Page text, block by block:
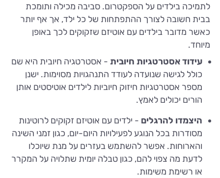
לתמיכה בילדים על הספקטרום. סביבה מכילה ותומכת
בבית חשובה לצורך ההתפתחות של כל ילד, אך אף יותר
כאשר מדובר בילדים עם אוטיזם שזקוקים לכך באופן
מיוחד.
עידוד אסטרטגיות חיובית - אסטרטגיה חיובית היא שם
כולל לגישה שנועדה לעודד התנהגויות מסוימות. ישנן
מספר אסטרטגיות חיזוק חיוביות לילדים אוטיסטים אותן
הורים יכולים לאמץ.
היצמדו להרגלים - ילדים עם אוטיזם זקוקים לרוטינות
מסודרות בכל הנוגע לפעילויות היום-יום, כגון זמני השינה
והארוחות. אפשר להשתמש בעזרים על מנת שיוכלו
לדעת מה צפוי להם, כגון טבלה יומית שתלויה על המקרר
או רשימת משימות.